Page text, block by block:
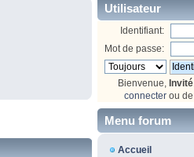
Utilisateur
Identifiant:
Mot de passe:
Bienvenue, Invité
connecterou de
Menu forum
Accueil